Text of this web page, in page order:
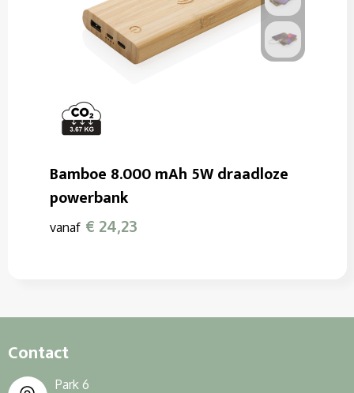
Bamboe 8.000 mAh 5W draadloze
powerbank
vanaf € 24,23
Contact
Park 6